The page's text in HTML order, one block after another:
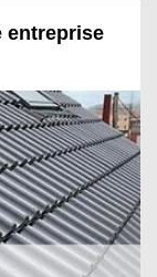
entreprise